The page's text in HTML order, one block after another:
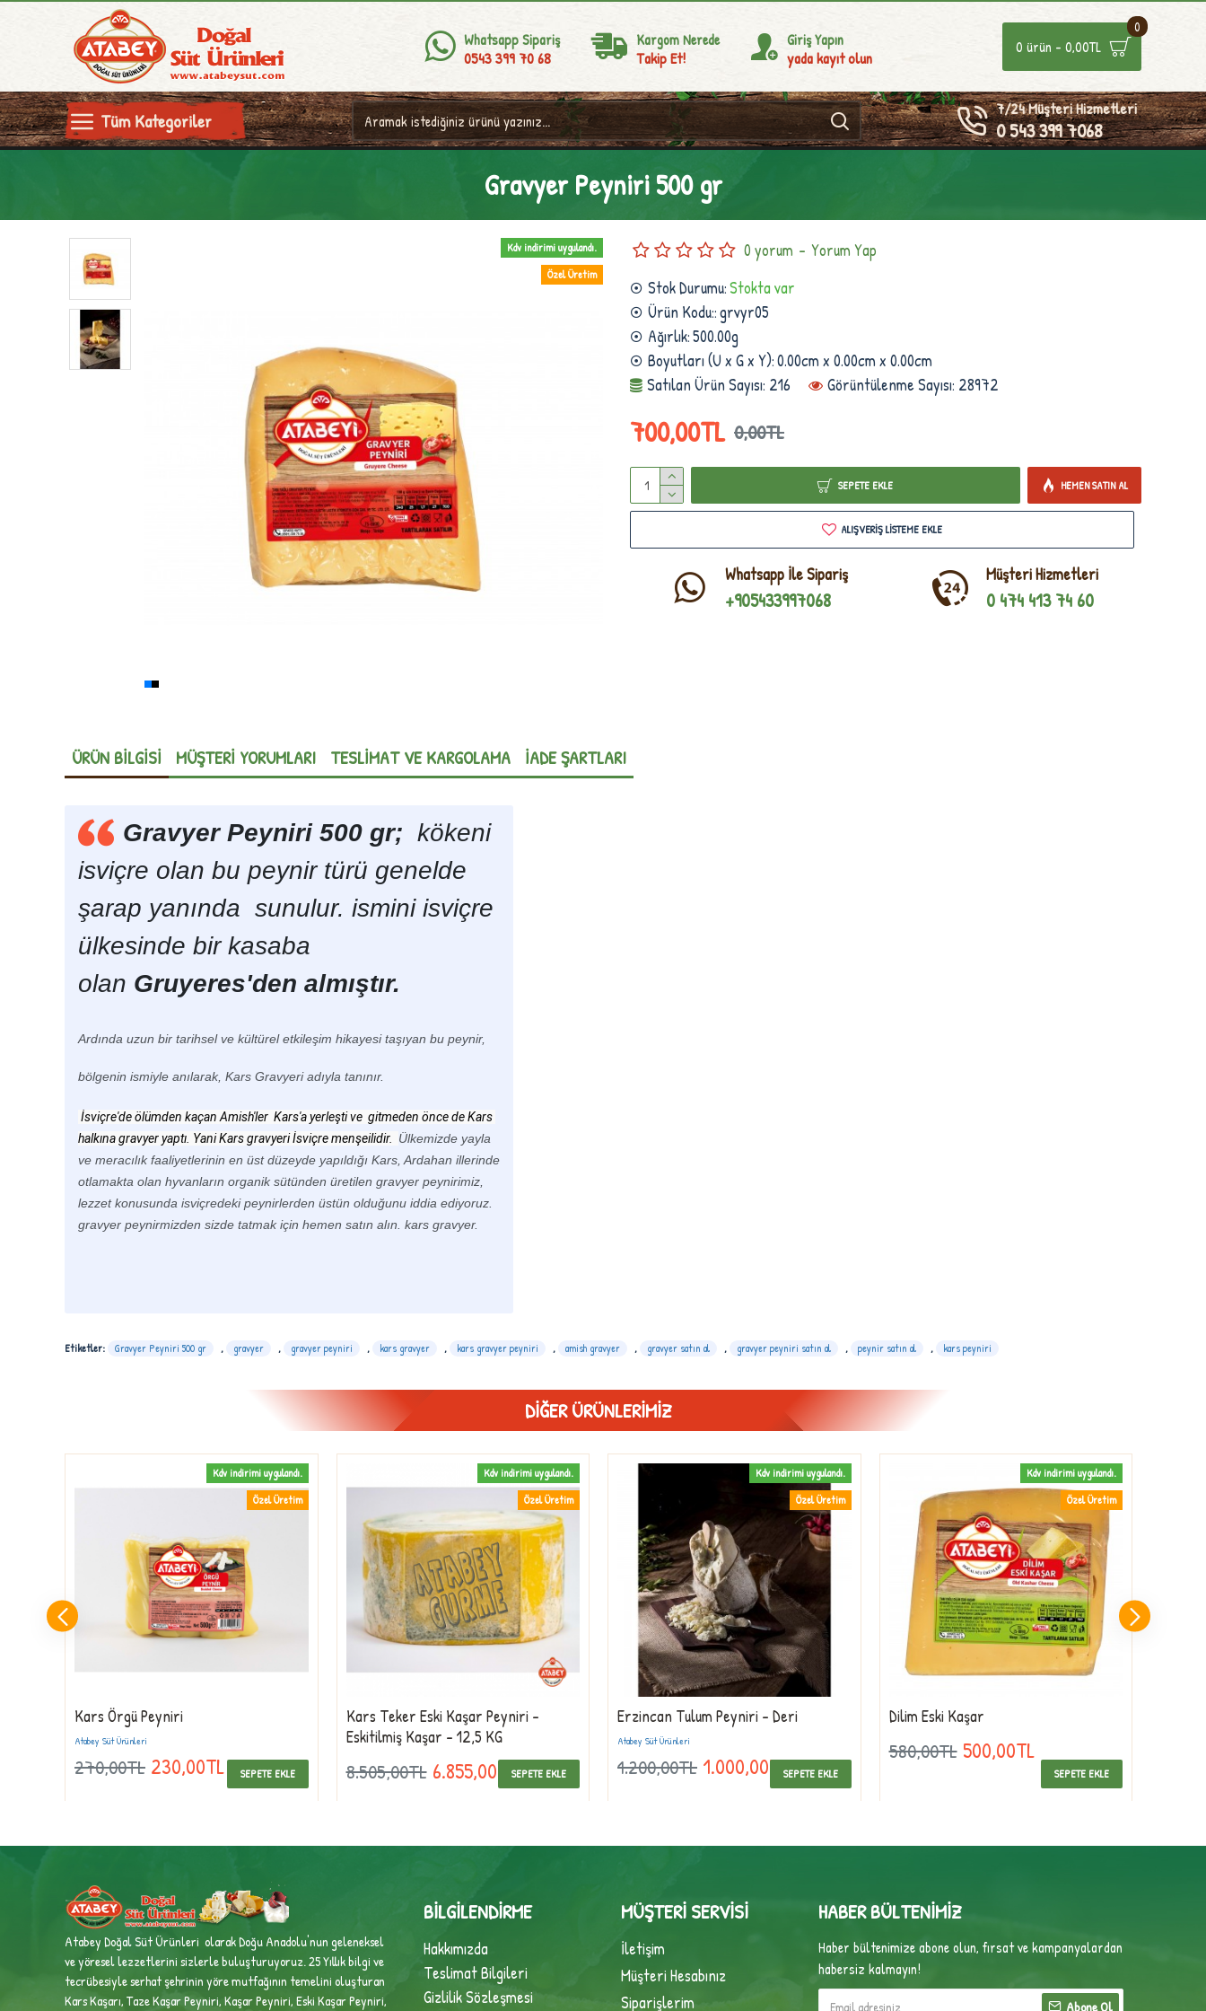
Whatsapp Sipariş
0543 399 70 68
Kargom Nerede
Takip Et!
Giriş Yapın
yada kayıt olun
0 ürün - 0,00TL
0
Tüm Kategoriler
7/24 Müşteri Hizmetleri
0 543 399 7068
Gravyer Peyniri 500 gr
Özel Üretim
Kdv indirimi uygulandı.
Stok Durumu:Stokta var
Ürün Kodu::grvyr05
Ağırlık:500.00g
Boyutları (U x G x Y):0.00cm x 0.00cm x 0.00cm
Satılan Ürün Sayısı: 216
Görüntülenme Sayısı: 28972
0 yorum - Yorum Yap
0,00TL
700,00TL
SEPETE EKLE HEMEN SATIN AL
ALIŞVERIŞ LISTEME EKLE
Whatsapp İle Sipariş
+905433997068
Müşteri Hizmetleri
0 474 413 74 60
ÜRÜN BILGISI MÜŞTERI YORUMLARI TESLIMAT VE KARGOLAMA İADE ŞARTLARI
Gravyer Peyniri 500 gr; kökeni
isviçre olan bu peynir türü genelde
şarap yanında sunulur. ismini isviçre
ülkesinde bir kasaba
olan Gruyeres'den almıştır.
Ardında uzun bir tarihsel ve kültürel etkileşim hikayesi taşıyan bu peynir,
bölgenin ismiyle anılarak, Kars Gravyeri adıyla tanınır.
İsviçre'de ölümden kaçan Amish'ler Kars'a yerleşti ve  gitmeden önce de Kars
halkına gravyer yaptı. Yani Kars gravyeri İsviçre menşeilidir. Ülkemizde yayla
ve meracılık faaliyetlerinin en üst düzeyde yapıldığı Kars, Ardahan illerinde
otlamakta olan hyvanların organik sütünden üretilen gravyer peynirimiz,
lezzet konusunda isviçredeki peynirlerden üstün olduğunu iddia ediyoruz.
gravyer peynirmizden sizde tatmak için hemen satın alın. kars gravyer.
Etiketler: Gravyer Peyniri 500 gr , gravyer , gravyer peyniri , kars gravyer , kars gravyer peyniri , amish gravyer , gravyer satın al , gravyer peyniri satın al , peynir satın al , kars peyniri
DIĞER ÜRÜNLERIMIZ
Özel Üretim
Kdv indirimi uygulandı.
Atabey Süt Ürünleri
Kars Örgü Peyniri
270,00TL 230,00TL SEPETE EKLE
Özel Üretim
Kdv indirimi uygulandı.
Kars Teker Eski Kaşar Peyniri -
Eskitilmiş Kaşar - 12,5 KG
8.505,00TL 6.855,00TLSEPETE EKLE
Özel Üretim
Kdv indirimi uygulandı.
Atabey Süt Ürünleri
Erzincan Tulum Peyniri - Deri
1.200,00TL 1.000,00TLSEPETE EKLE
Özel Üretim
Kdv indirimi uygulandı.
Dilim Eski Kaşar
580,00TL 500,00TL
SEPETE EKLE
Atabey Doğal Süt Ürünleri olarak Doğu Anadolu'nun geleneksel
ve yöresel lezzetlerini sizlerle buluşturuyoruz. 25 Yıllık bilgi ve
tecrübesiyleserhat şehrinin yöre mutfağının temelini oluşturan
Kars Kaşarı, Taze Kaşar Peyniri, Kaşar Peyniri, Eski Kaşar Peyniri,
BILGILENDIRME
Hakkımızda
Teslimat Bilgileri
Gizlilik Sözleşmesi
MÜŞTERI SERVISI
İletişim
Müşteri Hesabınız
Siparişlerim
HABER BÜLTENIMIZ
Haber bültenimize abone olun, fırsat ve kampanyalardan
habersiz kalmayın!
Abone Ol